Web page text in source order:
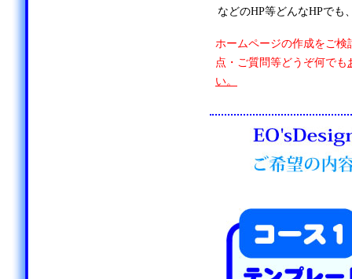
などのHP等どんなHPでも
ホームページの作成をご検
点・ご質問等どうぞ何でも
い。